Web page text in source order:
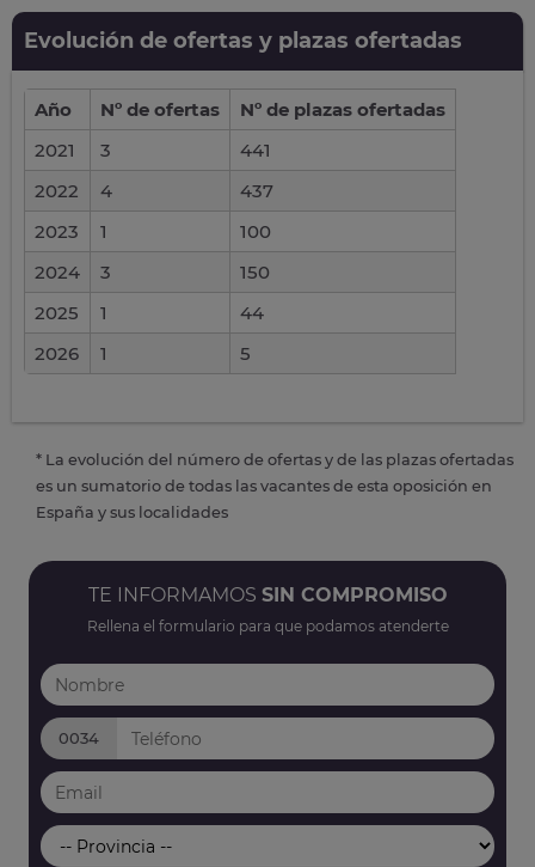
Evolución de ofertas y plazas ofertadas
Año Nº de ofertas
Nº de plazas ofertadas
2021
3
441
2022
4
437
2023
1
100
2024
3
150
2025
1
44
2026
1 5
* La evolución del número de ofertas y de las plazas ofertadas
es un sumatorio de todas las vacantes de esta oposición en
España y sus localidades
TE INFORMAMOS SIN COMPROMISO
Rellena el formulario para que podamos atenderte
0034